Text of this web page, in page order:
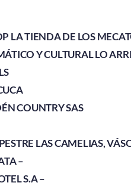
LA TIENDA DE LOS
Y CULTURAL LO
COUNTRY SAS
LAS CAMELIAS,
–
S.A –